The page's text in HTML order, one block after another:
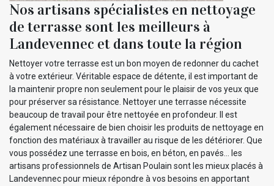
Nos artisans spécialistes en nettoyage
de terrasse sont les meilleurs à
Landevennec et dans toute la région
Nettoyer votre terrasse est un bon moyen de redonner du cachet
à votre extérieur. Véritable espace de détente, il est important de
la maintenir propre non seulement pour le plaisir de vos yeux que
pour préserver sa résistance. Nettoyer une terrasse nécessite
beaucoup de travail pour être nettoyée en profondeur. Il est
également nécessaire de bien choisir les produits de nettoyage en
fonction des matériaux à travailler au risque de les détériorer. Que
vous possédez une terrasse en bois, en béton, en pavés… les
artisans professionnels de Artisan Poulain sont les mieux placés à
Landevennec pour mieux répondre à vos besoins en apportant